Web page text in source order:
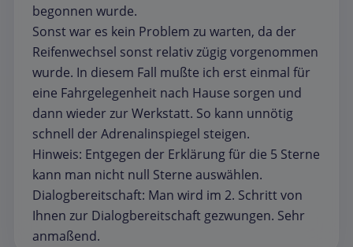
begonnen wurde.
Sonst war es kein Problem zu warten, da der
Reifenwechsel sonst relativ zügig vorgenommen
wurde. In diesem Fall mußte ich erst einmal für
eine Fahrgelegenheit nach Hause sorgen und
dann wieder zur Werkstatt. So kann unnötig
schnell der Adrenalinspiegel steigen.
Hinweis: Entgegen der Erklärung für die 5 Sterne
kann man nicht null Sterne auswählen.
Dialogbereitschaft: Man wird im 2. Schritt von
Ihnen zur Dialogbereitschaft gezwungen. Sehr
anmaßend.